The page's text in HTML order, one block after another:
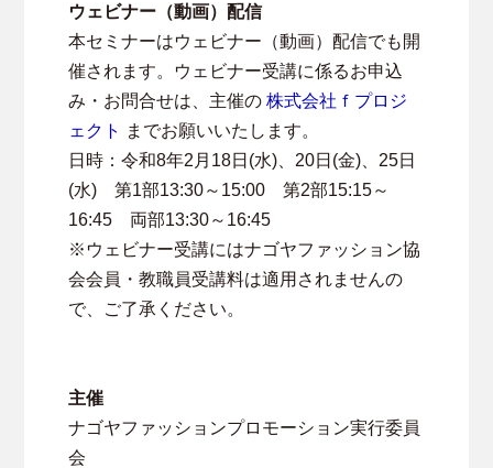
ウェビナー（動画）配信
本セミナーはウェビナー（動画）配信でも開
催されます。ウェビナー受講に係るお申込
み・お問合せは、主催の株式会社ｆプロジ
ェクト
までお願いいたします。
日時：令和8年2月18日(水)、20日(金)、25日
(水) 第1部13:30～15:00 第2部15:15～
16:45 両部13:30～16:45
※ウェビナー受講にはナゴヤファッション協
会会員・教職員受講料は適用されませんの
で、ご了承ください。
主催
ナゴヤファッションプロモーション実行委員
会